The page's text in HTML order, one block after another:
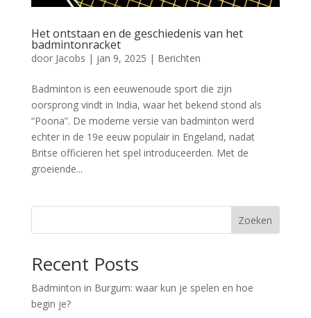
Het ontstaan en de geschiedenis van het
badmintonracket
door Jacobs | jan 9, 2025 | Berichten
Badminton is een eeuwenoude sport die zijn
oorsprong vindt in India, waar het bekend stond als
“Poona”. De moderne versie van badminton werd
echter in de 19e eeuw populair in Engeland, nadat
Britse officieren het spel introduceerden. Met de
groeiende...
Zoeken
Recent Posts
Badminton in Burgum: waar kun je spelen en hoe
begin je?